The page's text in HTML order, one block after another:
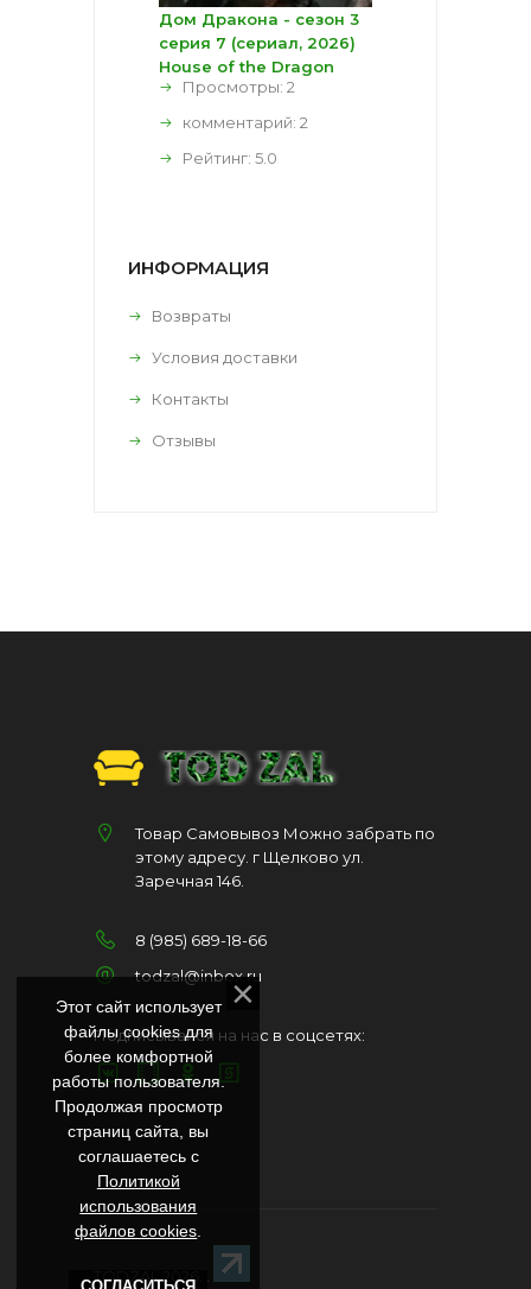
Дом Дракона - сезон 3
серия 7 (сериал, 2026)
House of the Dragon
Просмотры: 2
комментарий: 2
Рейтинг: 5.0
ИНФОРМАЦИЯ
Возвраты
Условия доставки
Контакты
Отзывы
Товар Самовывоз Можно забрать по
этому адресу. г Щелково ул.
Заречная 146.
8 (985) 689-18-66
todzal@inbox.ru
Подписывайся на нас в соцсетях:
TODZAL 2026
Этот сайт использует
файлы cookies для
более комфортной
работы пользователя.
Продолжая просмотр
страниц сайта, вы
соглашаетесь с
Политикой
использования
файлов cookies